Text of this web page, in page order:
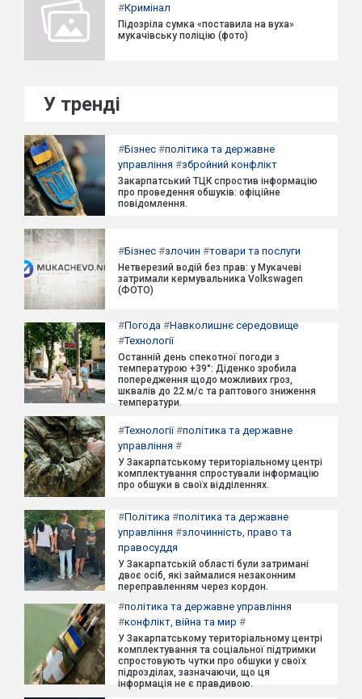
#Кримінал
Підозріла сумка «поставила на вуха»
мукачівську поліцію (фото)
У тренді
#Бізнес #політика та державне
управління #збройний конфлікт
Закарпатський ТЦК спростив інформацію
про проведення обшуків: офіційне
повідомлення.
#Бізнес #злочин #товари та послуги
Нетверезий водій без прав: у Мукачеві
затримали кермувальника Volkswagen
(ФОТО)
#Погода #Навколишнє середовище
#Технології
Останній день спекотної погоди з
температурою +39°: Діденко зробила
попередження щодо можливих гроз,
шквалів до 22 м/с та раптового зниження
температури.
#Технології#політика та державне
управління #
У Закарпатському територіальному центрі
комплектування спростували інформацію
про обшуки в своїх відділеннях.
#Політика #політика та державне
управління #злочинність, право та
правосуддя
У Закарпатській області були затримані
двоє осіб, які займалися незаконним
переправленням через кордон.
#політика та державне управління
#конфлікт, війна та мир #
У Закарпатському територіальному центрі
комплектування та соціальної підтримки
спростовують чутки про обшуки у своїх
підрозділах, зазначаючи, що ця
інформація не є правдивою.